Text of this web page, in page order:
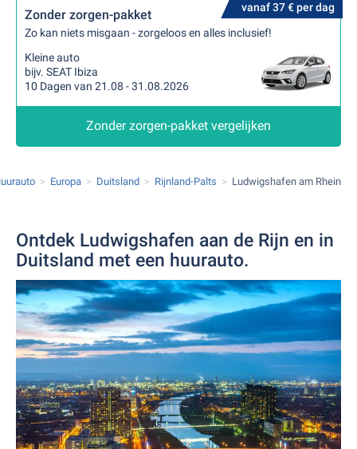
vanaf 37 € per dag
Zonder zorgen-pakket
Zo kan niets misgaan - zorgeloos en alles inclusief!
Kleine auto
bijv. SEAT Ibiza
10 Dagen van 21.08 - 31.08.2026
Zonder zorgen-pakket vergelijken
Europa Duitsland Rijnland-Palts Ludwigshafen am Rhein
Ontdek Ludwigshafen aan de Rijn en in
Duitsland met een huurauto.